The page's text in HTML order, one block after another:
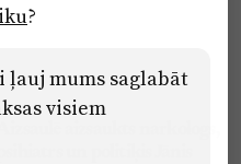
?
ļauj mums saglabāt
visiem